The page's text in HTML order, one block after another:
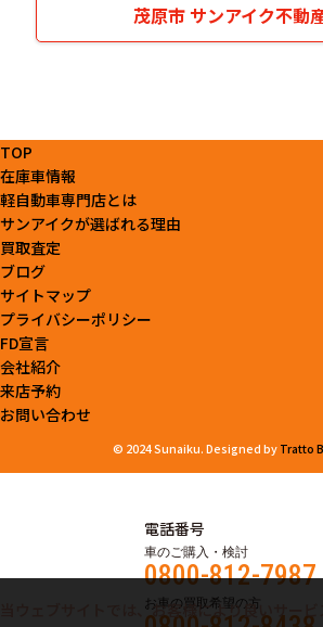
茂原市 サンアイク不動
TOP
在庫車情報
軽自動車専門店とは
サンアイクが選ばれる理由
買取査定
ブログ
サイトマップ
プライバシーポリシー
FD宣言
会社紹介
来店予約
お問い合わせ
© 2024 Sunaiku. Designed by Tratto
電話番号
車のご購入・検討
0800-812-7987
お車の買取希望の方
当ウェブサイトでは、お客様により良いサービ